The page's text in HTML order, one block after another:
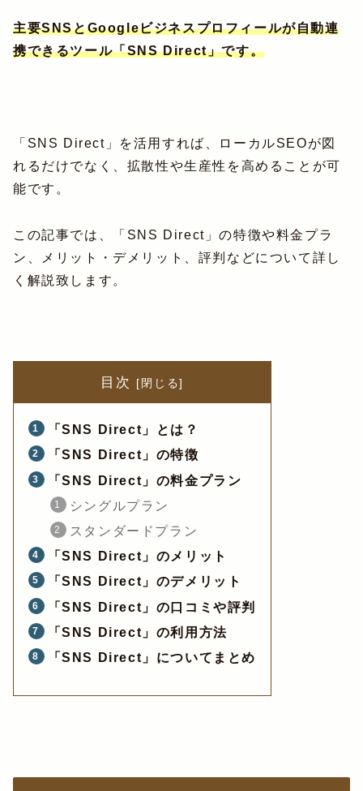
主要SNSとGoogleビジネスプロフィールが自動連
携できるツール「SNS Direct」です。
「SNS Direct」を活用すれば、ローカルSEOが図
れるだけでなく、拡散性や生産性を高めることが可
能です。
この記事では、「SNS Direct」の特徴や料金プラ
ン、メリット・デメリット、評判などについて詳し
く解説致します。
目次
「SNS Direct」とは？
「SNS Direct」の特徴
「SNS Direct」の料金プラン
シングルプラン
スタンダードプラン
「SNS Direct」のメリット
「SNS Direct」のデメリット
「SNS Direct」の口コミや評判
「SNS Direct」の利用方法
「SNS Direct」についてまとめ